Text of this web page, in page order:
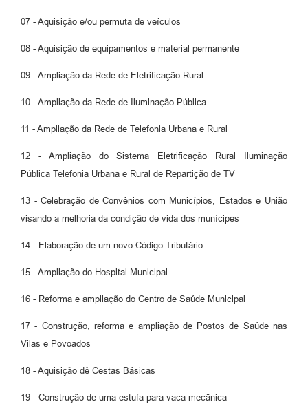
07 - Aquisição e/ou permuta de veículos
08 - Aquisição de equipamentos e material permanente
09 - Ampliação da Rede de Eletrificação Rural
10 - Ampliação da Rede de Iluminação Pública
11 - Ampliação da Rede de Telefonia Urbana e Rural
12 - Ampliação do Sistema Eletrificação Rural Iluminação
Pública Telefonia Urbana e Rural de Repartição de TV
13 - Celebração de Convênios com Municípios, Estados e União
visando a melhoria da condição de vida dos munícipes
14 - Elaboração de um novo Código Tributário
15 - Ampliação do Hospital Municipal
16 - Reforma e ampliação do Centro de Saúde Municipal
17 - Construção, reforma e ampliação de Postos de Saúde nas
Vilas e Povoados
18 - Aquisição dê Cestas Básicas
19 - Construção de uma estufa para vaca mecânica